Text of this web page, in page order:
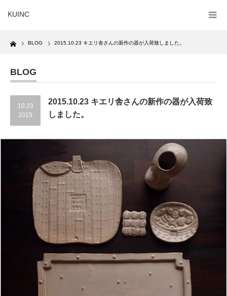
KUINC
Home BLOG 2015.10.23 キエリ舎さんの新作の器が入荷致しました。
BLOG
10.23
2015
2015.10.23 キエリ舎さんの新作の器が入荷致
しました。